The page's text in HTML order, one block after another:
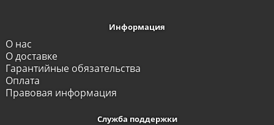
Информация
О нас
О доставке
Гарантийные обязательства
Оплата
Правовая информация
Служба поддержки